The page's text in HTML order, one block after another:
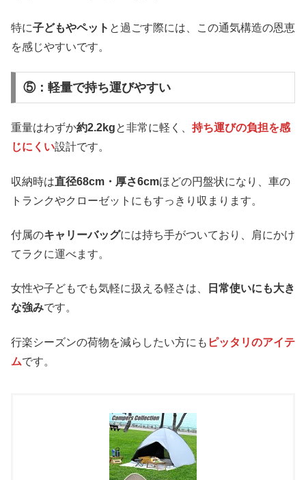
特に子どもやペット と過ごす際には、この通気構造の恩恵
を感じやすいです。
⑤：軽量で持ち運びやすい
重量はわずか約2.2kgと非常に軽く、 持ち運びの負担を感
じにくい設計です。
収納時は直径68cm・厚さ6cmほどの円盤状になり、車の
トランクやクローゼットにもすっきり収まります。
付属のキャリーバッグには持ち手がついており、肩にかけ
てラクに運べます。
女性や子どもでも気軽に扱える軽さは、
日常使いにも大き
な強みです。
行楽シーズンの荷物を減らしたい方にも ピッタリのアイテ
ムです。